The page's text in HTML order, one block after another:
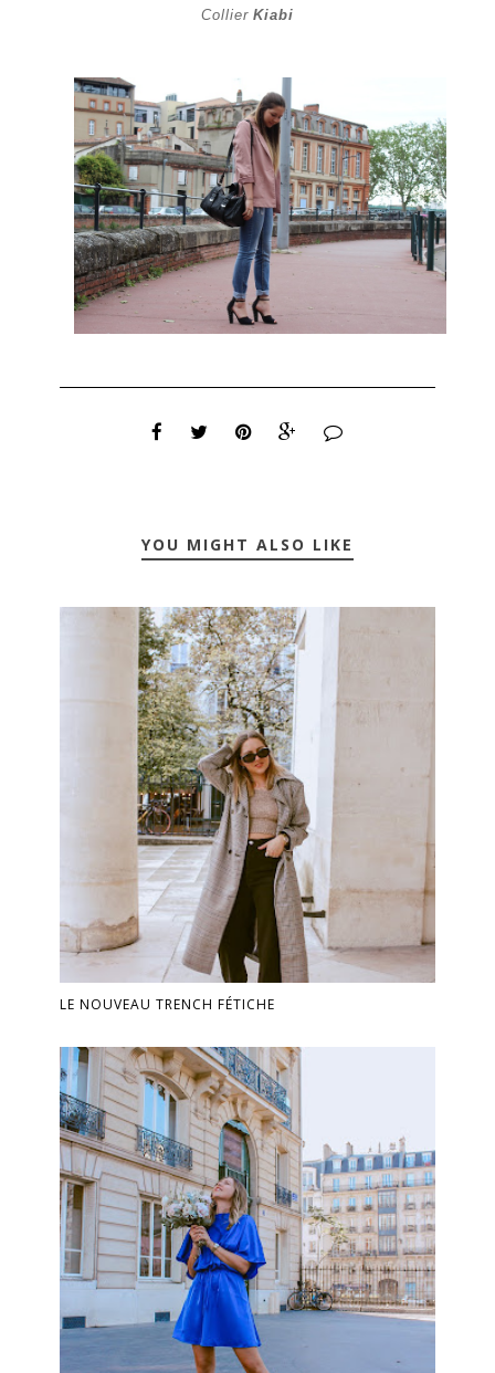
CollierKiabi
YOU MIGHT ALSO LIKE
LE NOUVEAU TRENCH FÉTICHE